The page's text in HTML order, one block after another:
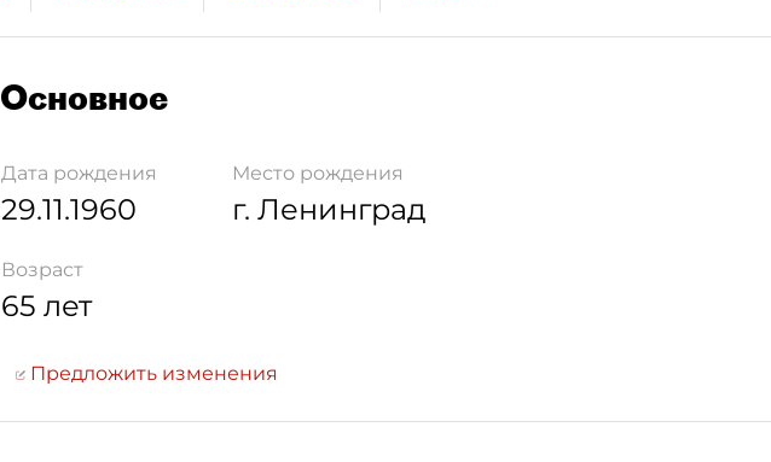
Основное
Дата рождения
29.11.1960
Место рождения
г. Ленинград
Возраст
65 лет
Предложить изменения